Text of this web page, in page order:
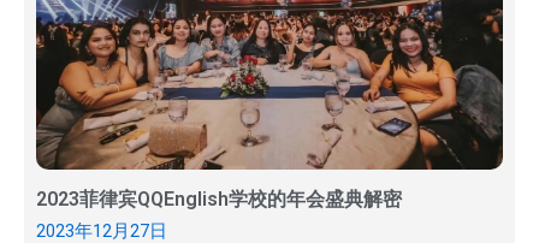
2023菲律宾QQEnglish学校的年会盛典解密
2023年12月27日